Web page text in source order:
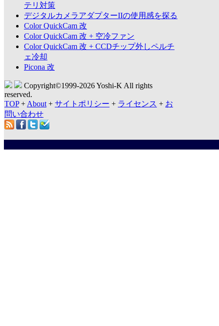
テリ対策
デジタルカメラアダプターIIの使用感を探る
Color QuickCam 改
Color QuickCam 改 + 空冷ファン
Color QuickCam 改 + CCDチップ外しペルチ
ェ冷却
Picona 改
Copyright©1999-2026 Yoshi-K All rights
reserved.
TOP+ About + サイトポリシー + ライセンス + お
問い合わせ